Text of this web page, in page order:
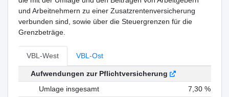
und Arbeitnehmern zu einer Zusatzrentenversicherung
verbunden sind, sowie über die Steuergrenzen für die
Grenzbeträge.
VBL-West VBL-Ost
Aufwendungen zur Pflichtversicherung
Umlage insgesamt
7,30 %